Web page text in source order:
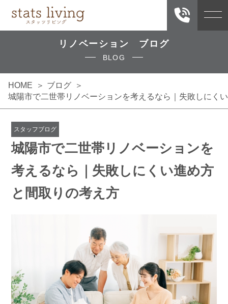
リノベーション ブログ
BLOG
HOME
ブログ
城陽市で二世帯リノベーションを考えるなら｜失敗しにく
スタッフブログ
城陽市で二世帯リノベーションを
考えるなら｜失敗しにくい進め方
と間取りの考え方